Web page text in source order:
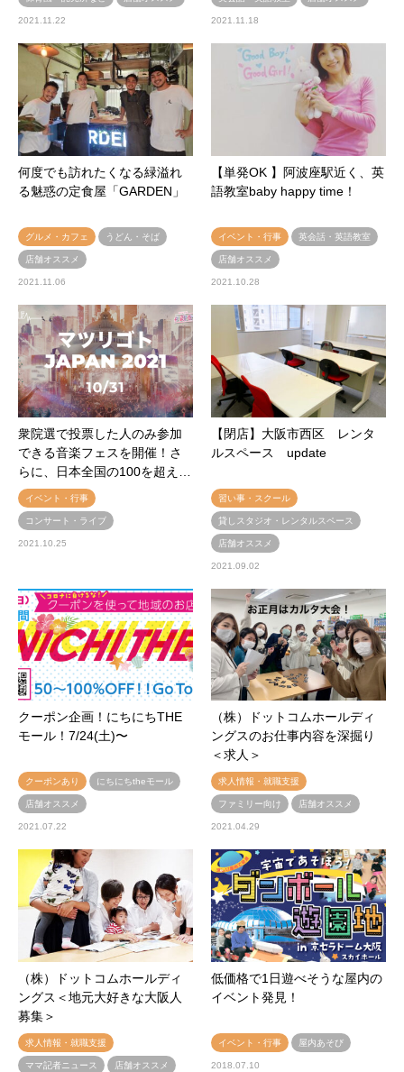
2021.11.22 2021.11.18
何度でも訪れたくなる緑溢れ
る魅惑の定食屋「GARDEN」
グルメ・カフェ うどん・そば
店舗オススメ
2021.11.06
【単発OK 】阿波座駅近く、英
語教室baby happy time！
イベント・行事 英会話・英語教室
店舗オススメ
2021.10.28
衆院選で投票した人のみ参加
できる音楽フェスを開催！さ
らに、日本全国の100を超え…
イベント・行事
コンサート・ライブ
2021.10.25
【閉店】大阪市西区 レンタ
ルスペース update
習い事・スクール
貸しスタジオ・レンタルスペース
店舗オススメ
2021.09.02
クーポン企画！にちにちTHE
モール！7/24(土)〜
クーポンあり にちにちtheモール
店舗オススメ
2021.07.22
（株）ドットコムホールディ
ングスのお仕事内容を深掘り
＜求人＞
求人情報・就職支援
ファミリー向け 店舗オススメ
2021.04.29
（株）ドットコムホールディ
ングス＜地元大好きな大阪人
募集＞
求人情報・就職支援
ママ記者ニュース 店舗オススメ
低価格で1日遊べそうな屋内の
イベント発見！
イベント・行事 屋内あそび
2018.07.10